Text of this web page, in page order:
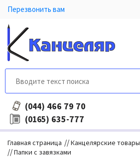
Перезвонить вам
(044) 466 79 70
(0165) 635-777
Главная страница //Канцелярские товары
//Папки с завязками